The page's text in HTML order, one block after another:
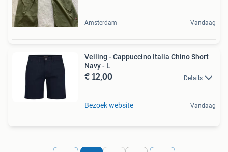
Amsterdam Vandaag
Veiling - Cappuccino Italia Chino Short
Navy - L
€ 12,00 Details
Bezoek website Vandaag